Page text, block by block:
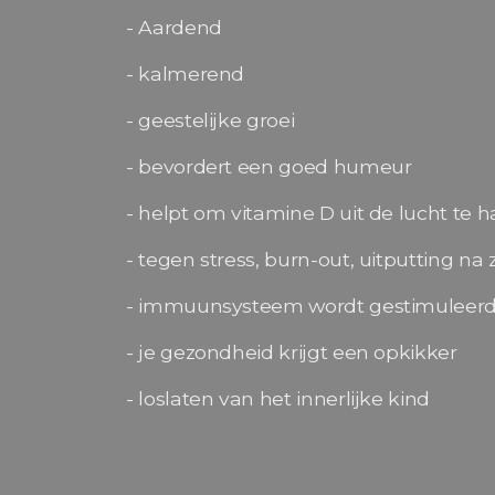
- Aardend
- kalmerend
- geestelijke groei
- bevordert een goed humeur
- helpt om vitamine D uit de lucht te
- tegen stress, burn-out, uitputting na
- immuunsysteem wordt gestimuleerd
- je gezondheid krijgt een opkikker
- loslaten van het innerlijke kind